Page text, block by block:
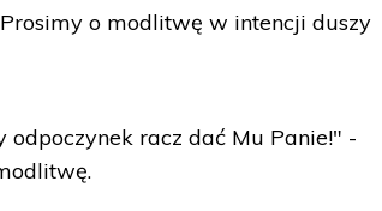
o modlitwę w intencji duszy
odpoczynek racz dać Mu Panie!" -